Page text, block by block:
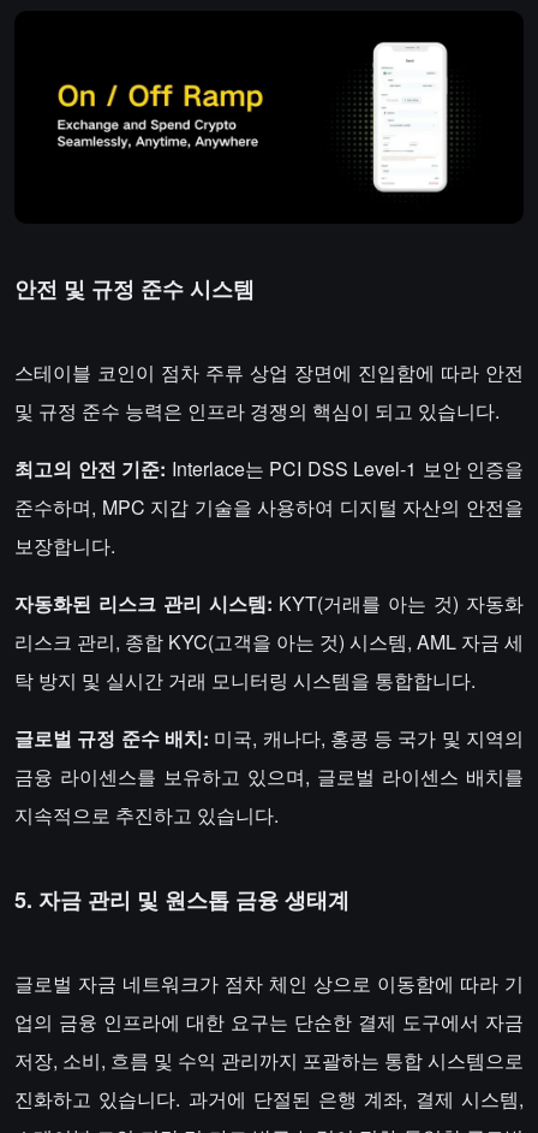
안전 및 규정 준수 시스템
스테이블 코인이 점차 주류 상업 장면에 진입함에 따라 안전
및 규정 준수 능력은 인프라 경쟁의 핵심이 되고 있습니다.
최고의 안전 기준: Interlace는 PCI DSS Level-1 보안 인증을
준수하며, MPC 지갑 기술을 사용하여 디지털 자산의 안전을
보장합니다.
자동화된 리스크 관리 시스템: KYT(거래를 아는 것) 자동화
리스크 관리, 종합 KYC(고객을 아는 것) 시스템, AML 자금 세
탁 방지 및 실시간 거래 모니터링 시스템을 통합합니다.
글로벌 규정 준수 배치: 미국, 캐나다, 홍콩 등 국가 및 지역의
금융 라이센스를 보유하고 있으며, 글로벌 라이센스 배치를
지속적으로 추진하고 있습니다.
5. 자금 관리 및 원스톱 금융 생태계
글로벌 자금 네트워크가 점차 체인 상으로 이동함에 따라 기
업의 금융 인프라에 대한 요구는 단순한 결제 도구에서 자금
저장, 소비, 흐름 및 수익 관리까지 포괄하는 통합 시스템으로
진화하고 있습니다. 과거에 단절된 은행 계좌, 결제 시스템,